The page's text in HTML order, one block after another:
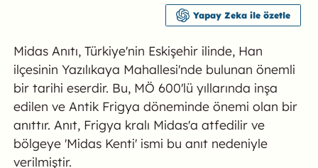
Midas Anıtı, Türkiye'nin Eskişehir ilinde, Han
ilçesinin Yazılıkaya Mahallesi'nde bulunan önemli
bir tarihi eserdir. Bu, MÖ 600'lü yıllarında inşa
edilen ve Antik Frigya döneminde önemi olan bir
anıttır. Anıt, Frigya kralı Midas'a atfedilir ve
bölgeye 'Midas Kenti' ismi bu anıt nedeniyle
verilmiştir.
Yapay Zeka ile özetle